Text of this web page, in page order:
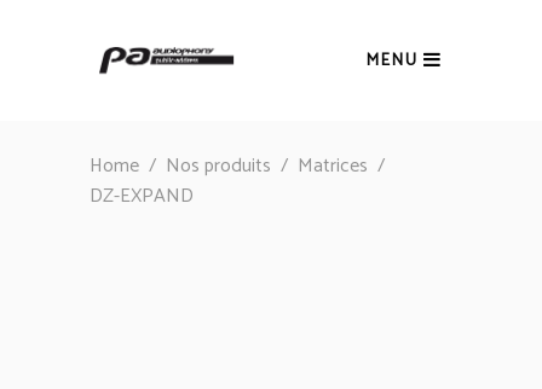
MENU
Home / Nos produits / Matrices /
DZ-EXPAND